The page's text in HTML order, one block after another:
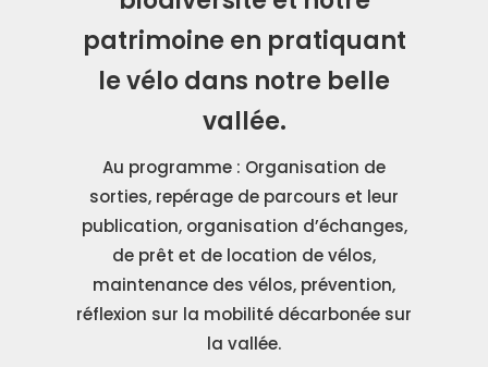
patrimoine en pratiquant
le vélo dans notre belle
vallée.
Au programme : Organisation de
sorties, repérage de parcours et leur
publication, organisation d’échanges,
de prêt et de location de vélos,
maintenance des vélos, prévention,
réflexion sur la mobilité décarbonée sur
la vallée.